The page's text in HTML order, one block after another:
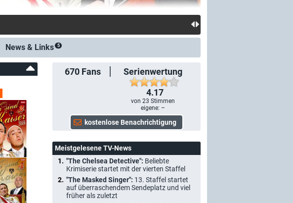
News & Links 5
670 Fans
Serienwertung
4.17
von 23 Stimmen
eigene: –
Meistgelesene TV-News
"The Chelsea Detective": Beliebte
Krimiserie startet mit der vierten Staffel
"The Masked Singer": 13. Staffel startet
auf überraschendem Sendeplatz und viel
früher als zuletzt